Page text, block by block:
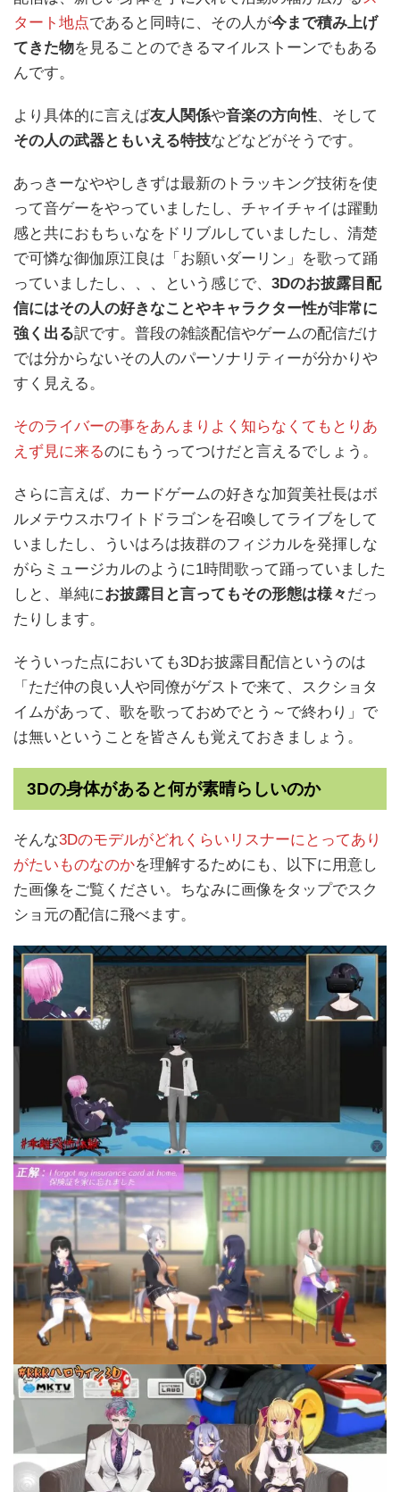
タート地点であると同時に、その人が今まで積み上げ
てきた物を見ることのできるマイルストーンでもある
んです。
より具体的に言えば友人関係や音楽の方向性、そして
その人の武器ともいえる特技などなどがそうです。
あっきーなややしきずは最新のトラッキング技術を使
って音ゲーをやっていましたし、チャイチャイは躍動
感と共におもちぃなをドリブルしていましたし、清楚
で可憐な御伽原江良は「お願いダーリン」を歌って踊
っていましたし、、、という感じで、 3Dのお披露目配
信にはその人の好きなことやキャラクター性が非常に
強く出る訳です。普段の雑談配信やゲームの配信だけ
では分からないその人のパーソナリティーが分かりや
すく見える。
そのライバーの事をあんまりよく知らなくてもとりあ
えず見に来るのにもうってつけだと言えるでしょう。
さらに言えば、カードゲームの好きな加賀美社長はボ
ルメテウスホワイトドラゴンを召喚してライブをして
いましたし、ういはろは抜群のフィジカルを発揮しな
がらミュージカルのように1時間歌って踊っていました
しと、単純にお披露目と言ってもその形態は様々 だっ
たりします。
そういった点においても3Dお披露目配信というのは
「ただ仲の良い人や同僚がゲストで来て、スクショタ
イムがあって、歌を歌っておめでとう～で終わり」で
は無いということを皆さんも覚えておきましょう。
3Dの身体があると何が素晴らしいのか
そんな3Dのモデルがどれくらいリスナーにとってあり
がたいものなのかを理解するためにも、以下に用意し
た画像をご覧ください。ちなみに画像をタップでスク
ショ元の配信に飛べます。